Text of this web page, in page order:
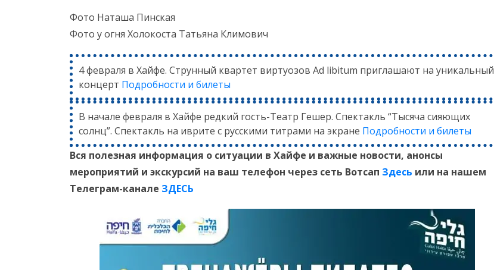
Фото Наташа Пинская
Фото у огня Холокоста Татьяна Климович
4 февраля в Хайфе. Струнный квартет виртуозов Ad libitum приглашают на уникальный
концерт Подробности и билеты
В начале февраля в Хайфе редкий гость-Театр Гешер. Спектакль “Тысяча сияющих
солнц”. Спектакль на иврите с русскими титрами на экране Подробности и билеты
Вся полезная информация о ситуации в Хайфе и важные новости, анонсы
мероприятий и экскурсий на ваш телефон через сеть Вотсап Здесь или на нашем
Телеграм-канале ЗДЕСЬ